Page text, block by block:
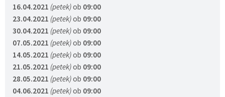
16.04.2021 (petek)ob 09:00
23.04.2021 (petek)ob 09:00
30.04.2021 (petek)ob 09:00
07.05.2021 (petek)ob 09:00
14.05.2021 (petek)ob 09:00
21.05.2021 (petek)ob 09:00
28.05.2021 (petek)ob 09:00
04.06.2021 (petek)ob 09:00